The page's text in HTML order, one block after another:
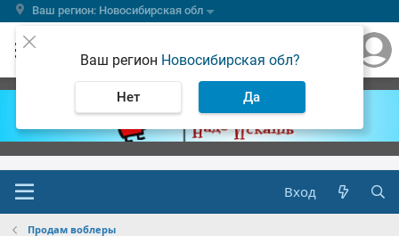
Ваш регион: Новосибирская обл
Ваш регион Новосибирская обл?
Нет Да
Вход
Продам воблеры